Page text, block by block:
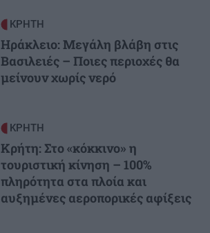
ΚΡΗΤΗ
Ηράκλειο: Μεγάλη βλάβη στις
Βασιλειές – Ποιες περιοχές θα
μείνουν χωρίς νερό
ΚΡΗΤΗ
Κρήτη: Στο «κόκκινο» η
τουριστική κίνηση – 100%
πληρότητα στα πλοία και
αυξημένες αεροπορικές αφίξεις